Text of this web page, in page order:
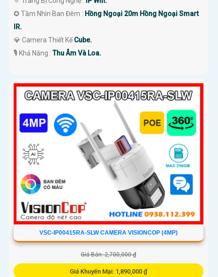
✪ Tầm Nhìn Ban Đêm : Hồng Ngoại 20m Hồng Ngoại Smart
IR.
💎 Camera Thiết KếCube.
️🎙 Khả Năng :Thu Âm Và Loa.
VSC-IP00415RA-SLW CAMERA VISIONCOP (4MP)
Giá Bán: 2,700,000 ₫
Giá Khuyến Mại: 1,890,000 ₫